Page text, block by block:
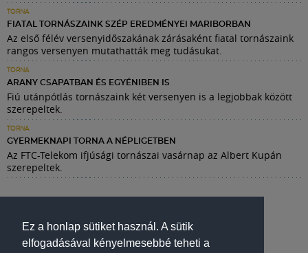
Ez a honlap sütiket használ. A sütik
elfogadásával kényelmesebbé teheti a
TORNA
FIATAL TORNÁSZAINK SZÉP EREDMÉNYEI MARIBORBAN
Az első félév versenyidőszakának zárásaként fiatal tornászaink
rangos versenyen mutathatták meg tudásukat.
TORNA
ARANY CSAPATBAN ÉS EGYÉNIBEN IS
Fiú utánpótlás tornászaink két versenyen is a legjobbak között
szerepeltek.
TORNA
GYERMEKNAPI TORNA A NÉPLIGETBEN
Az FTC-Telekom ifjúsági tornászai vasárnap az Albert Kupán
szerepeltek.